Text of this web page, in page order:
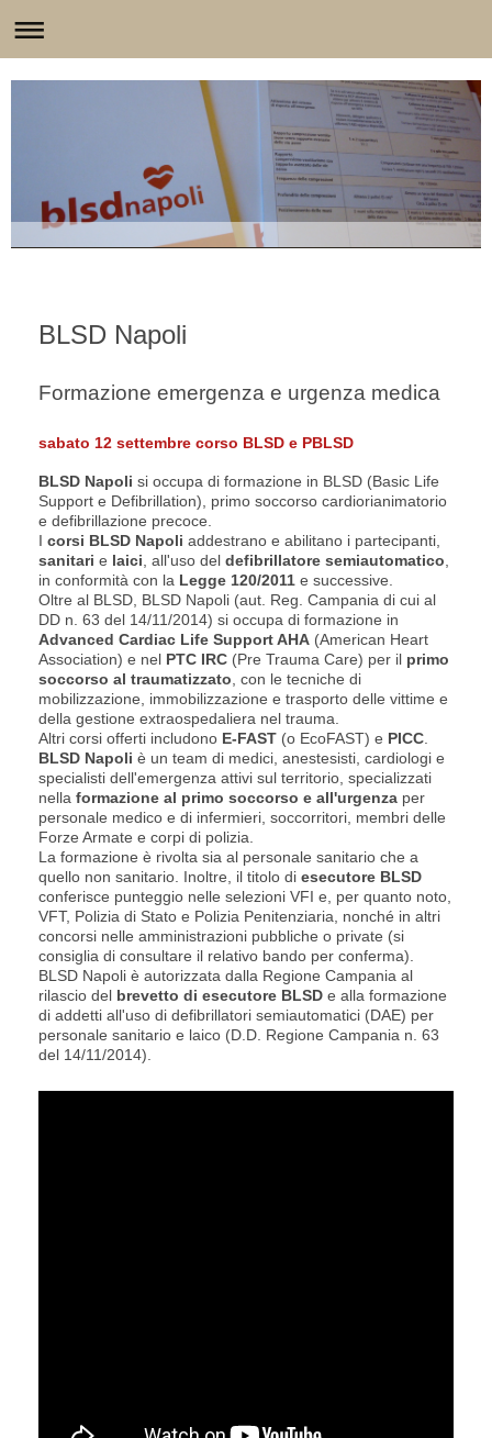
BLSD Napoli
Formazione emergenza e urgenza medica
sabato 12 settembre corso BLSD e PBLSD
BLSD Napoli si occupa di formazione in BLSD (Basic Life
Support e Defibrillation), primo soccorso cardiorianimatorio
e defibrillazione precoce.
I corsi BLSD Napoli addestrano e abilitano i partecipanti,
sanitari e laici , all'uso del defibrillatore semiautomatico
in conformità con la Legge 120/2011 e successive.
Oltre al BLSD, BLSD Napoli (aut. Reg. Campania di cui al
DD n. 63 del 14/11/2014) si occupa di formazione in
Advanced Cardiac Life Support AHA (American Heart
Association) e nel PTC IRC (Pre Trauma Care) per il primo
soccorso al traumatizzato , con le tecniche di
mobilizzazione, immobilizzazione e trasporto delle vittime e
della gestione extraospedaliera nel trauma.
Altri corsi offerti includono E-FAST (o EcoFAST) e PICC
BLSD Napoli è un team di medici, anestesisti, cardiologi e
specialisti dell'emergenza attivi sul territorio, specializzati
nella formazione al primo soccorso e all'urgenza per
personale medico e di infermieri, soccorritori, membri delle
Forze Armate e corpi di polizia.
La formazione è rivolta sia al personale sanitario che a
quello non sanitario. Inoltre, il titolo di esecutore BLSD
conferisce punteggio nelle selezioni VFI e, per quanto noto,
VFT, Polizia di Stato e Polizia Penitenziaria, nonché in altri
concorsi nelle amministrazioni pubbliche o private (si
consiglia di consultare il relativo bando per conferma).
BLSD Napoli è autorizzata dalla Regione Campania al
rilascio del brevetto di esecutore BLSD e alla formazione
di addetti all'uso di defibrillatori semiautomatici (DAE) per
personale sanitario e laico (D.D. Regione Campania n. 63
del 14/11/2014).